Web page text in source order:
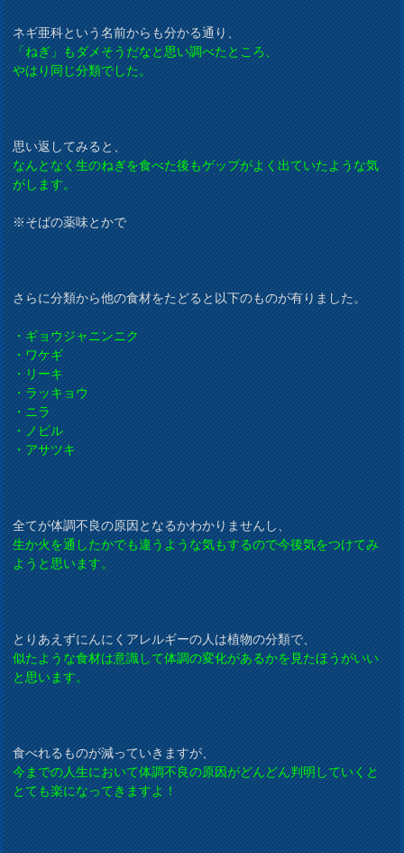
ネギ亜科という名前からも分かる通り、
「ねぎ」もダメそうだなと思い調べたところ、
やはり同じ分類でした。
思い返してみると、
なんとなく生のねぎを食べた後もゲップがよく出ていたような気
がします。
※そばの薬味とかで
さらに分類から他の食材をたどると以下のものが有りました。
・ギョウジャニンニク
・ワケギ
・リーキ
・ラッキョウ
・ニラ
・ノビル
・アサツキ
全てが体調不良の原因となるかわかりませんし、
生か火を通したかでも違うような気もするので今後気をつけてみ
ようと思います。
とりあえずにんにくアレルギーの人は植物の分類で、
似たような食材は意識して体調の変化があるかを見たほうがいい
と思います。
食べれるものが減っていきますが、
今までの人生において体調不良の原因がどんどん判明していくと
とても楽になってきますよ！